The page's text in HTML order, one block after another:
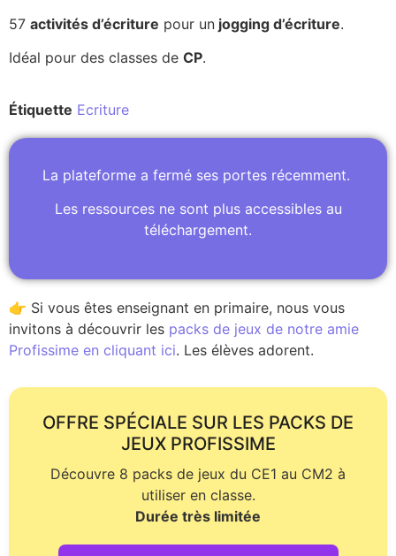
57 activités d’écriture pour un jogging d’écriture.
Idéal pour des classes de CP.
Étiquette Ecriture
La plateforme a fermé ses portes récemment.
Les ressources ne sont plus accessibles au
téléchargement.
👉 Si vous êtes enseignant en primaire, nous vous
invitons à découvrir les packs de jeux de notre amie
Profissime en cliquant ici. Les élèves adorent.
OFFRE SPÉCIALE SUR LES PACKS DE
JEUX PROFISSIME
Découvre 8 packs de jeux du CE1 au CM2 à
utiliser en classe.
Durée très limitée